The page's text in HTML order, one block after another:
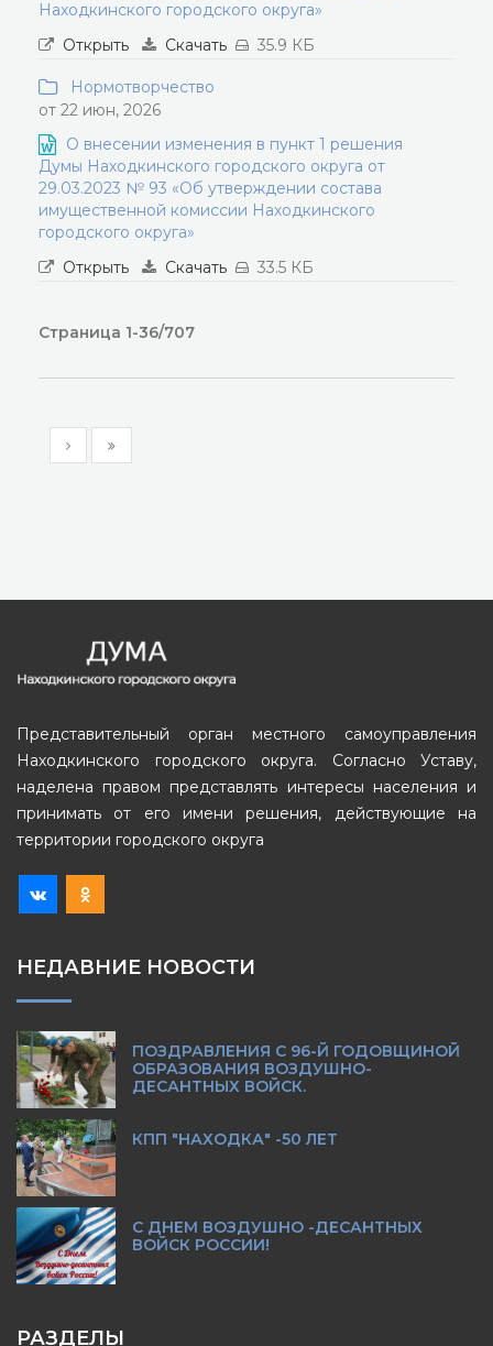
Находкинского городского округа»
Открыть
Скачать 35.9 КБ
Нормотворчество
от 22 июн, 2026
О внесении изменения в пункт 1 решения
Думы Находкинского городского округа от
29.03.2023 № 93 «Об утверждении состава
имущественной комиссии Находкинского
городского округа»
Открыть
Скачать 33.5 КБ
Страница 1-36/707
Представительный орган местного самоуправления
Находкинского городского округа. Согласно Уставу,
наделена правом представлять интересы населения и
принимать от его имени решения, действующие на
территории городского округа
НЕДАВНИЕ НОВОСТИ
ПОЗДРАВЛЕНИЯ С 96-Й ГОДОВЩИНОЙ
ОБРАЗОВАНИЯ ВОЗДУШНО-
ДЕСАНТНЫХ ВОЙСК.
КПП "НАХОДКА" -50 ЛЕТ
С ДНЕМ ВОЗДУШНО -ДЕСАНТНЫХ
ВОЙСК РОССИИ!
РАЗДЕЛЫ